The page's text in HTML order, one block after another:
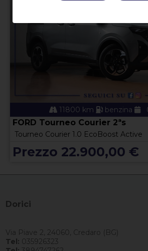
11800 km benzina
FORD Tourneo Courier 2ªs
Tourneo Courier 1.0 EcoBoost Active
Prezzo 22.900,00 €
Dorici
Via Piave 2, 24060, Credaro (BG)
Tel: 035926323